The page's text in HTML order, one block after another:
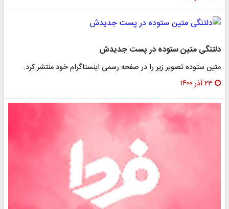
دلتنگی متین ستوده در پست جدیدش
متین ستوده تصویر زیر را در صفحه رسمی اینستاگرام خود منتشر کرد.
۲۳ آذر ۱۴۰۰